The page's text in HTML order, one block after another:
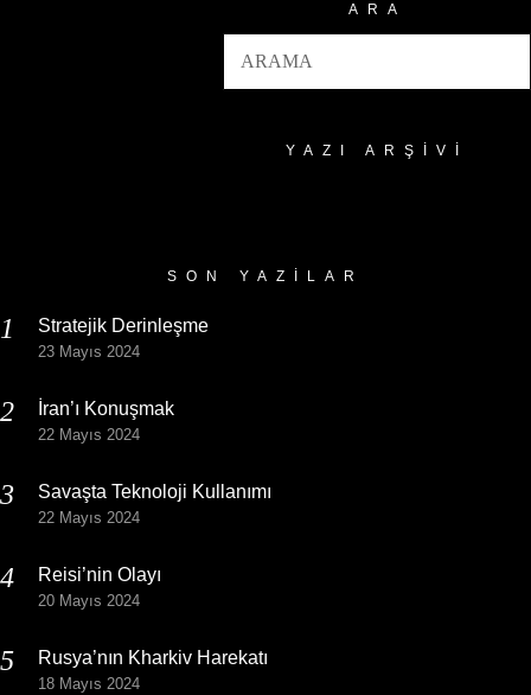
ARA
YAZI ARŞIVI
SON YAZILAR
Stratejik Derinleşme
23 Mayıs 2024
İran’ı Konuşmak
22 Mayıs 2024
Savaşta Teknoloji Kullanımı
22 Mayıs 2024
Reisi’nin Olayı
20 Mayıs 2024
Rusya’nın Kharkiv Harekatı
18 Mayıs 2024